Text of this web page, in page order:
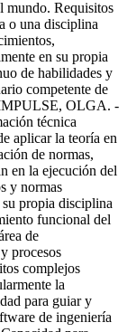
mundo. Requisitos
o una disciplina
en su propia
de habilidades y
competente de
OLGA. -
técnica
aplicar la teoría en
de normas,
en la ejecución del
y normas
propia disciplina
funcional del
de
procesos
complejos
la
para guiar y
de ingeniería